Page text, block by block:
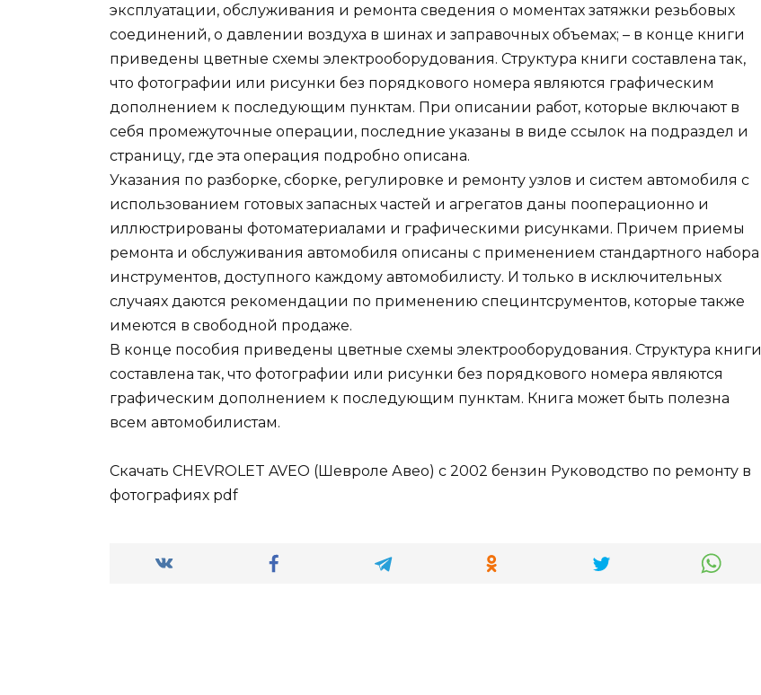
эксплуатации, обслуживания и ремонта сведения о моментах затяжки резьбовых
соединений, о давлении воздуха в шинах и заправочных объемах; – в конце книги
приведены цветные схемы электрооборудования. Структура книги составлена так,
что фотографии или рисунки без порядкового номера являются графическим
дополнением к последующим пунктам. При описании работ, которые включают в
себя промежуточные операции, последние указаны в виде ссылок на подраздел и
страницу, где эта операция подробно описана.
Указания по разборке, сборке, регулировке и ремонту узлов и систем автомобиля с
использованием готовых запасных частей и агрегатов даны пооперационно и
иллюстрированы фотоматериалами и графическими рисунками. Причем приемы
ремонта и обслуживания автомобиля описаны с применением стандартного набора
инструментов, доступного каждому автомобилисту. И только в исключительных
случаях даются рекомендации по применению специнтсрументов, которые также
имеются в свободной продаже.
В конце пособия приведены цветные схемы электрооборудования. Структура книги
составлена так, что фотографии или рисунки без порядкового номера являются
графическим дополнением к последующим пунктам. Книга может быть полезна
всем автомобилистам.
Скачать CHEVROLET AVEO (Шевроле Авео) с 2002 бензин Руководство по ремонту в
фотографиях pdf